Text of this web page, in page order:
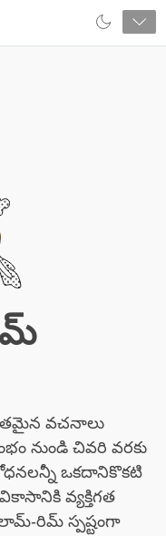
వచనాలు
నుండి చివరి వరకు
ఒకదానికొకటి
వ్యక్తిగత
రిమ్ స్పష్టంగా